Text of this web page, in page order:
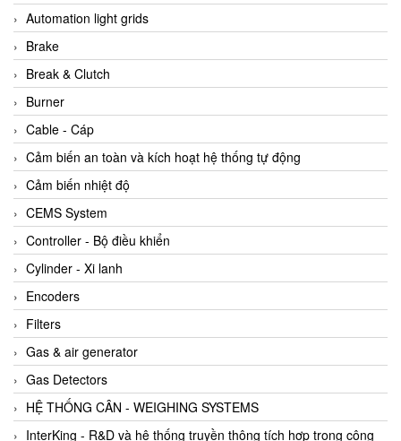
Automation light grids
Brake
Break & Clutch
Burner
Cable - Cáp
Cảm biến an toàn và kích hoạt hệ thống tự động
Cảm biến nhiệt độ
CEMS System
Controller - Bộ điều khiển
Cylinder - Xi lanh
Encoders
Filters
Gas & air generator
Gas Detectors
HỆ THỐNG CÂN - WEIGHING SYSTEMS
InterKing - R&D và hệ thống truyền thông tích hợp trong công